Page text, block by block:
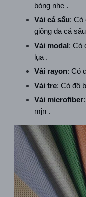
bóng nhẹ .
Vải cá sấu: Có
giống da cá
Vải modal : Có
lụa .
Vải rayon: Có
Vải tre: Có độ
Vải microfiber
mịn .